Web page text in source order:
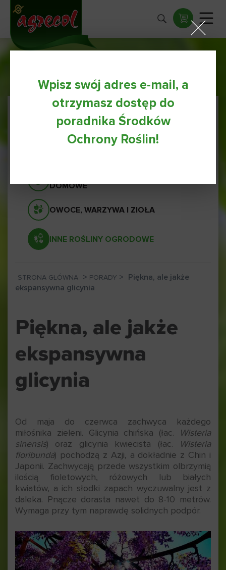
Wpisz swój adres e-mail, a
otrzymasz dostęp do
poradnika Środków
Ochrony Roślin!
WSZYSTKIE PORADY
DOMOWE
OWOCE, WARZYWA I ZIOŁA
INNE ROŚLINY OGRODOWE
STRONA GŁÓWNA > PORADY > Piękna, ale jakże
ekspansywna glicynia
Piękna, ale jakże
ekspansywna
glicynia
Od maja do czerwca zachwyca każdego
miłośnika zieleni. Glicynia chińska (łac.
Wisteria
sinensis) oraz glicynia kwiecista (łac.
Wisteria
floribunda) pochodzą z Azji, a dokładnie z Chin i
Japonii. Zachwycają przede wszystkim olbrzymią
ilością fioletowych, różowych lub białych
kwiatów, a ich słodki zapach wyczuwalny jest z
daleka. Pnącze dorasta nawet do 8-10 metrów.
Wymaga przy tym naprawdę solidnych podpór.